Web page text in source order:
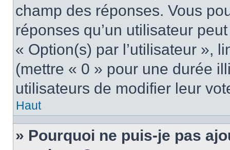
champ des réponses. Vous
réponses qu’un utilisateur
« Option(s) par l’utilisateur »,
(mettre « 0 » pour une durée
utilisateurs de modifier leur
Haut
» Pourquoi ne puis-je pas